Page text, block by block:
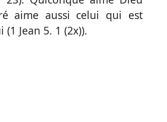
aime aussi celui qui est
(1 Jean 5. 1 (2x)).